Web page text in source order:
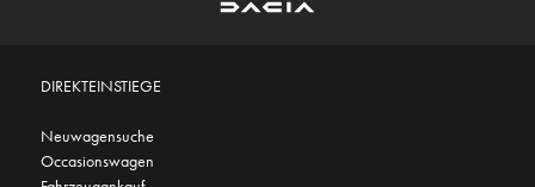
DIREKTEINSTIEGE
Neuwagensuche
Occasionswagen